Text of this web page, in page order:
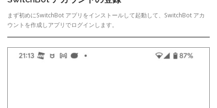
まず初めにSwitchBot アプリをインストールして起動して、SwitchBot アカ
ウントを作成しアプリでログインします。